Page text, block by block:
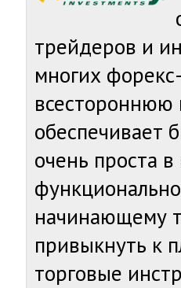
трейдеров и
многих
обеспечивает
очень проста
начинающему
привыкнуть к
торговые